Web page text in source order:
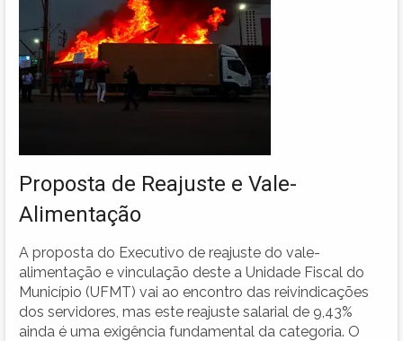
Proposta de Reajuste e Vale-
Alimentação
A proposta do Executivo de reajuste do vale-
alimentação e vinculação deste a Unidade Fiscal do
Município (UFMT) vai ao encontro das reivindicações
dos servidores, mas este reajuste salarial de 9,43%
ainda é uma exigência fundamental da categoria. O